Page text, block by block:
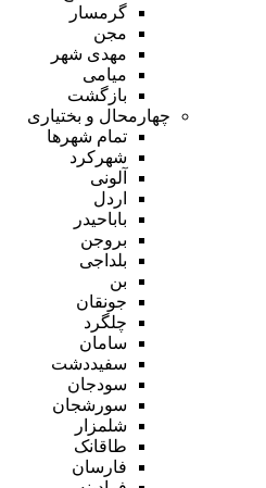
گرمسار
مجن
مهدی شهر
میامی
بازگشت
چهارمحال و بختیاری
تمام شهر‌ها
شهرکرد
آلونی
اردل
باباحیدر
بروجن
بلداجی
بن
جونقان
چلگرد
سامان
سفیددشت
سودجان
سورشجان
شلمزار
طاقانک
فارسان